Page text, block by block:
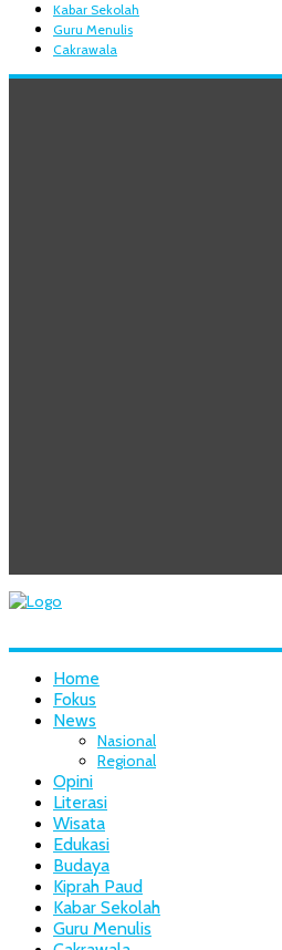
Kabar Sekolah
Guru Menulis
Cakrawala
Home
Fokus
News
Nasional
Regional
Opini
Literasi
Wisata
Edukasi
Budaya
Kiprah Paud
Kabar Sekolah
Guru Menulis